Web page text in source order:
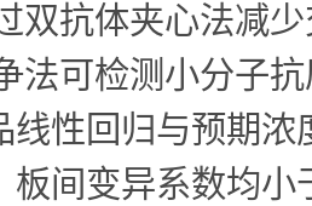
双抗体夹心法减
法可检测小分子
线性回归与预期浓
板间变异系数均小